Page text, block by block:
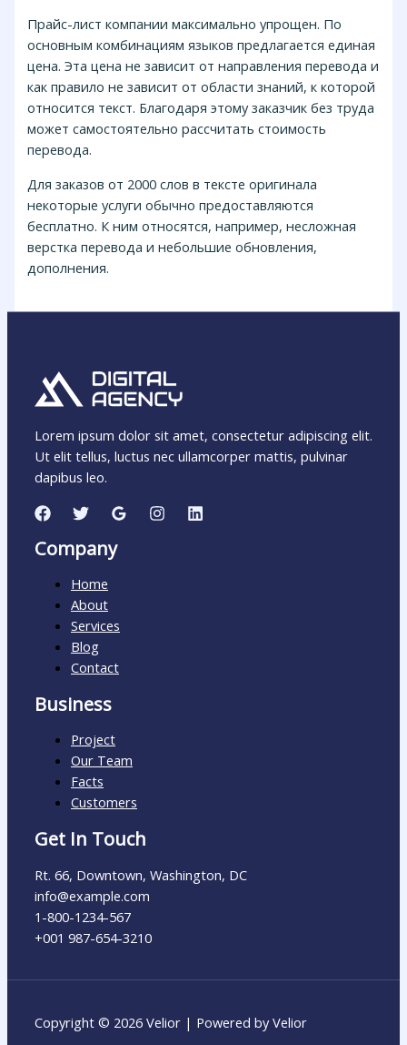
Прайс-лист компании максимально упрощен. По
основным комбинациям языков предлагается единая
цена. Эта цена не зависит от направления перевода и
как правило не зависит от области знаний, к которой
относится текст. Благодаря этому заказчик без труда
может самостоятельно рассчитать стоимость
перевода.
Для заказов от 2000 слов в тексте оригинала
некоторые услуги обычно предоставляются
бесплатно. К ним относятся, например, несложная
верстка перевода и небольшие обновления,
дополнения.
Lorem ipsum dolor sit amet, consectetur adipiscing elit.
Ut elit tellus, luctus nec ullamcorper mattis, pulvinar
dapibus leo.
Company
Home
About
Services
Blog
Contact
Business
Project
Our Team
Facts
Customers
Get In Touch
Rt. 66, Downtown, Washington, DC
info@example.com​
1-800-1234-567
+001 987-654-3210
Copyright © 2026 Velior | Powered by Velior